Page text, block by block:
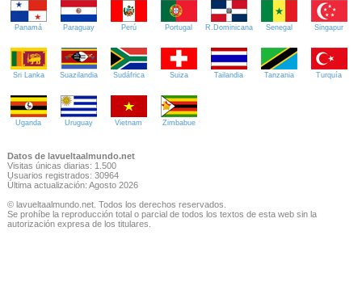
Panamá Paraguay Perú Portugal R.Dominicana Senegal Singapur
Sri Lanka Suazilandia Sudáfrica Suiza Tailandia Tanzania Turquía
Uganda Uruguay Vietnam Zimbabue
Datos de lavueltaalmundo.net
Visitas únicas diarias: 1.500
Usuarios registrados: 30964
Última actualización: Agosto 2026
© lavueltaalmundo.net. Todos los derechos reservados.
Se prohíbe la reproducción total o parcial de todos los textos de esta web sin la
autorización expresa de los titulares.